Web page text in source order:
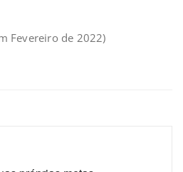
Fevereiro de 2022)